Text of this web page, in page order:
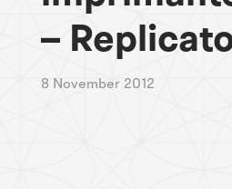
–
8 November 2012